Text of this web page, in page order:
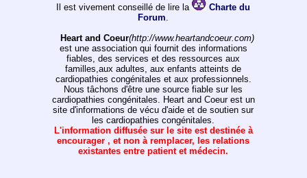
Il est vivement conseillé de lire la
Charte du
Forum.
Heart and Coeur(http://www.heartandcoeur.com)
est une association qui fournit des informations
fiables, des services et des ressources aux
familles,aux adultes, aux enfants atteints de
cardiopathies congénitales et aux professionnels.
Nous tâchons d'être une source fiable sur les
cardiopathies congénitales. Heart and Coeur est un
site d'informations de vécu d'aide et de soutien sur
les cardiopathies congénitales.
L'information diffusée sur le site est destinée à
encourager , et non à remplacer, les relations
existantes entre patient et médecin.